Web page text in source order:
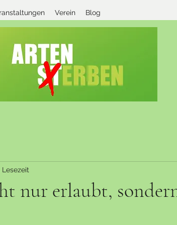
Verein Blog
nur erlaubt,
Lesezeit